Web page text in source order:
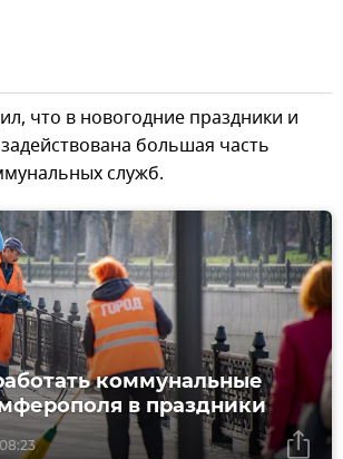
что в новогодние праздники и
большая часть
служб.
коммунальные
в праздники